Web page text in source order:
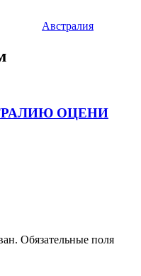
Австралия
ОЦЕНИ
Обязательные поля